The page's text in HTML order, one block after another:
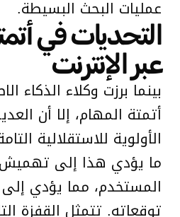
عمليات البحث البسيطة.
التحديات في
عبر الإنترنت
بينما برزت وكلاء الذكاء
أتمتة المهام، إلا أن
الأولوية للاستقلالية
ما يؤدي هذا إلى
المستخدم، مما يؤدي
توقعاته. تتمثل القفزة